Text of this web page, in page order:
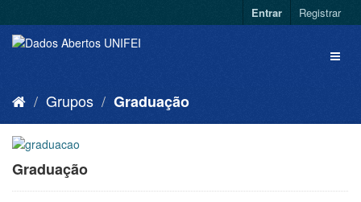
Entrar Registrar
Grupos Graduação
Graduação